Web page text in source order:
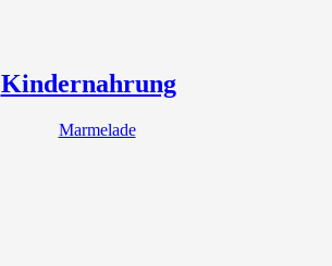
Kindernahrung